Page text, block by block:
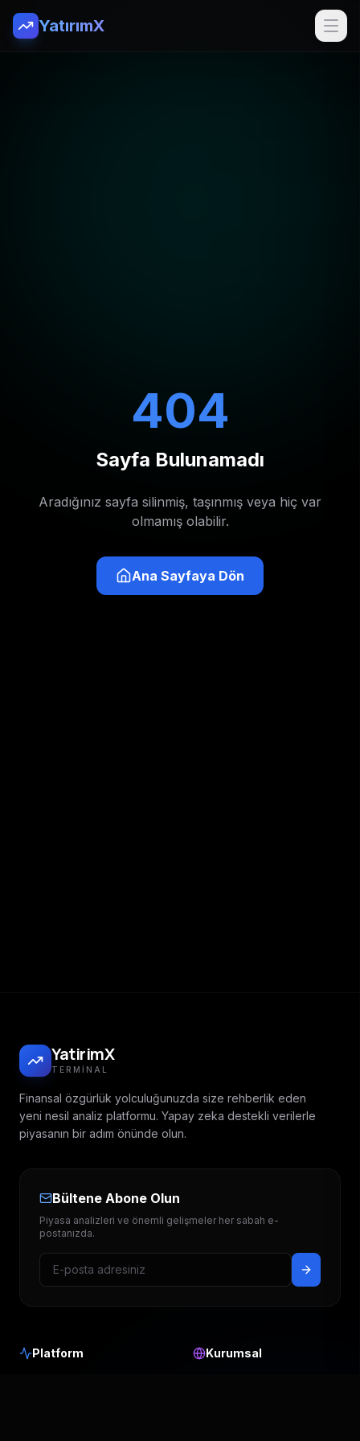
YatırımX
404
Sayfa Bulunamadı
Aradığınız sayfa silinmiş, taşınmış veya hiç var
olmamış olabilir.
Ana Sayfaya Dön
YatirimX
TERMINAL
Finansal özgürlük yolculuğunuzda size rehberlik eden
yeni nesil analiz platformu. Yapay zeka destekli verilerle
piyasanın bir adım önünde olun.
Bültene Abone Olun
Piyasa analizleri ve önemli gelişmeler her sabah e-
postanızda.
Platform Kurumsal